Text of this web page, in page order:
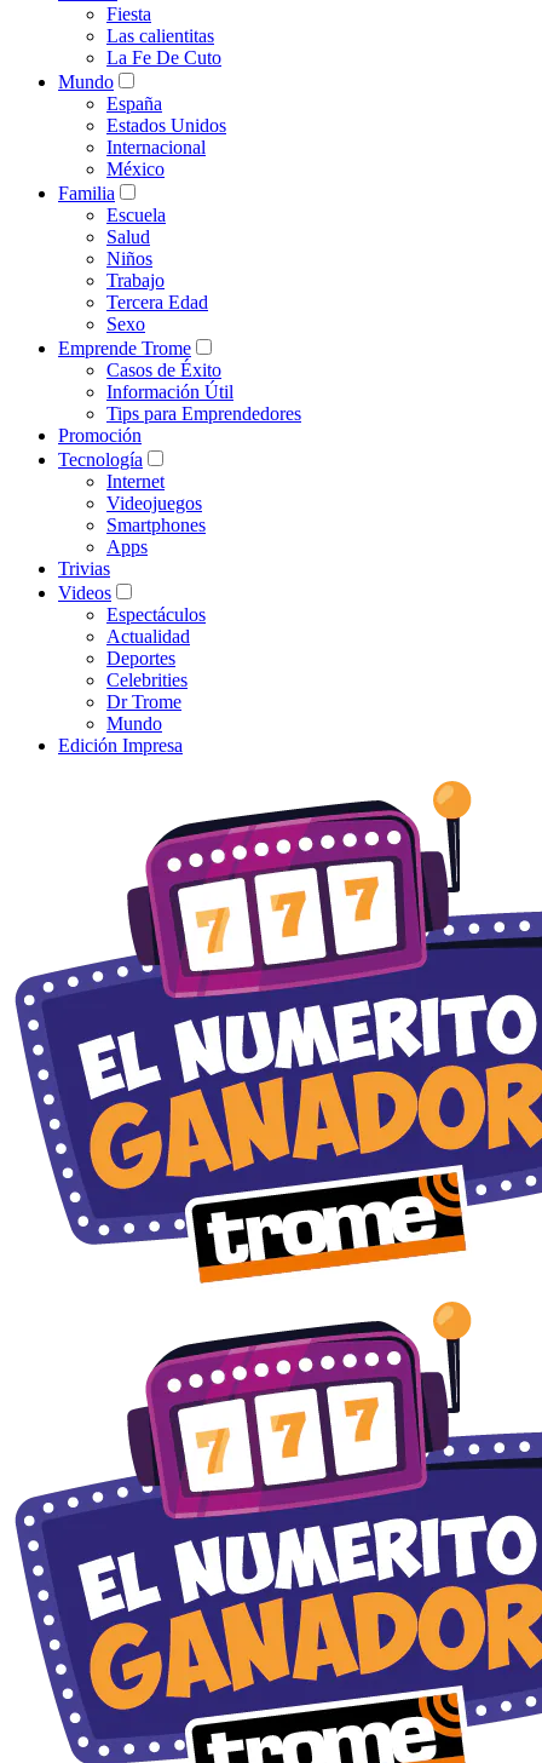
Fiesta
Las calientitas
La Fe De Cuto
Mundo
España
Estados Unidos
Internacional
México
Familia
Escuela
Salud
Niños
Trabajo
Tercera Edad
Sexo
Emprende Trome
Casos de Éxito
Información Útil
Tips para Emprendedores
Promoción
Tecnología
Internet
Videojuegos
Smartphones
Apps
Trivias
Videos
Espectáculos
Actualidad
Deportes
Celebrities
Dr Trome
Mundo
Edición Impresa